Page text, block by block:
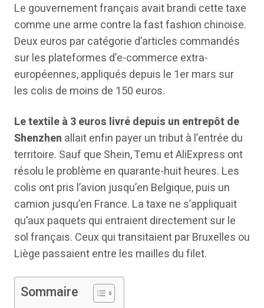
Le gouvernement français avait brandi cette taxe
comme une arme contre la fast fashion chinoise.
Deux euros par catégorie d’articles commandés
sur les plateformes d’e-commerce extra-
européennes, appliqués depuis le 1er mars sur
les colis de moins de 150 euros.
Le textile à 3 euros livré depuis un entrepôt de
Shenzhen allait enfin payer un tribut à l’entrée du
territoire. Sauf que Shein, Temu et AliExpress ont
résolu le problème en quarante-huit heures. Les
colis ont pris l’avion jusqu’en Belgique, puis un
camion jusqu’en France. La taxe ne s’appliquait
qu’aux paquets qui entraient directement sur le
sol français. Ceux qui transitaient par Bruxelles ou
Liège passaient entre les mailles du filet.
Sommaire